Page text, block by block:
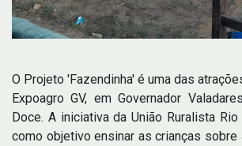
O Projeto 'Fazendinha' é uma das
Expoagro GV, em Governador
Doce. A iniciativa da União Ruralista
como objetivo ensinar as crianças sobre